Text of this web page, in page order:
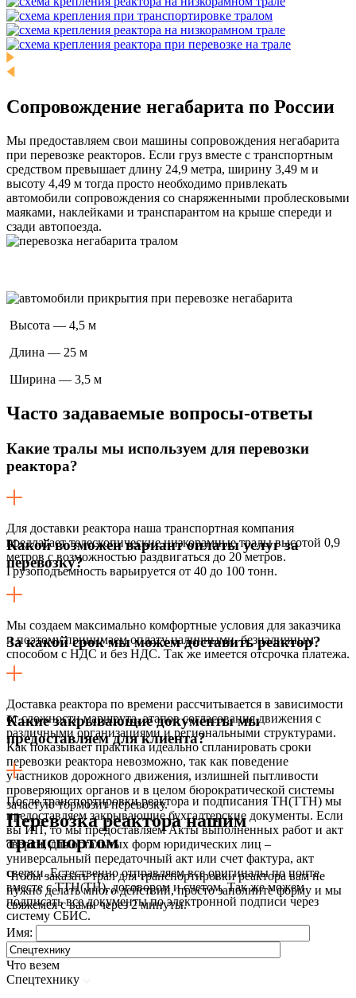
Сопровождение негабарита по России
Мы предоставляем свои машины сопровождения негабарита
при перевозке реакторов. Если груз вместе с транспортным
средством превышает длину 24,9 метра, ширину 3,49 м и
высоту 4,49 м тогда просто необходимо привлекать
автомобили сопровождения со снаряженными проблесковыми
маяками, наклейками и транспарантом на крыше спереди и
сзади автопоезда.
Высота — 4,5 м
Длина — 25 м
Ширина — 3,5 м
Часто задаваемые вопросы-ответы
Какие тралы мы используем для перевозки
реактора?
Для доставки реактора наша транспортная компания
предлагает телескопические низкорамные тралы высотой 0,9
метров с возможностью раздвигаться до 20 метров.
Грузоподъемность варьируется от 40 до 100 тонн.
Какой возможен вариант оплаты услуг за
перевозку?
Мы создаем максимально комфортные условия для заказчика
и поэтому принимаем оплату наличными, безналичным
способом с НДС и без НДС. Так же имеется отсрочка платежа.
За какой срок мы можем доставить реактор?
Доставка реактора по времени рассчитывается в зависимости
от сложности маршрута, этапов согласования движения с
различными организациями и региональными структурами.
Как показывает практика идеально спланировать сроки
перевозки реактора невозможно, так как поведение
участников дорожного движения, излишней пытливости
проверяющих органов и в целом бюрократической системы
зачастую тормозит перевозку.
Какие закрывающие документы мы
предоставляем для клиента?
После транспортировки реактора и подписания ТН(ТТН) мы
предоставляем закрывающие бухгалтерские документы. Если
вы ИП, то мы предоставляем Акты выполненных работ и акт
сверки, для остальных форм юридических лиц –
универсальный передаточный акт или счет фактура, акт
сверки. Естественно отправляем все оригиналы по почте
вместе с ТТН(ТН), договором и счетом. Так же можем
подписать все документы по электронной подписи через
систему СБИС.
Перевозка реактора нашим
транспортом
Чтобы заказать трал для транспортировки реактора вам не
нужно делать много действий, просто заполните форму и мы
свяжемся с вами через 2 минуты.
Имя:
Что везем
Спецтехнику